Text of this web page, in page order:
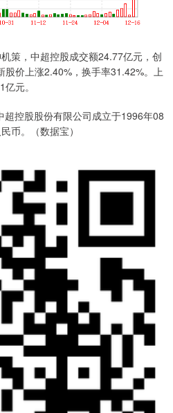
，中超控股成交额24.77亿元，创
价上涨2.40%，换手率31.42%。上
元。
控股股份有限公司成立于1996年08
币。（数据宝）